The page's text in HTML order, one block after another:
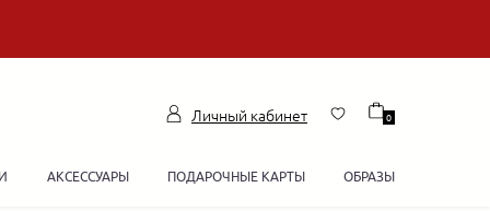
Личный кабинет 0
АКСЕССУАРЫ ПОДАРОЧНЫЕ КАРТЫ ОБРАЗЫ